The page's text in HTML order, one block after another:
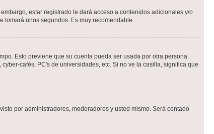
estar registrado le dará acceso a contenidos adicionales y/o
tomará unos segundos. Es muy recomendable.
Esto previene que su cuenta pueda ser usada por otra persona.
cafés, PC's de universidades, etc. Si no ve la casilla, significa que
por administradores, moderadores y usted mismo. Será contado